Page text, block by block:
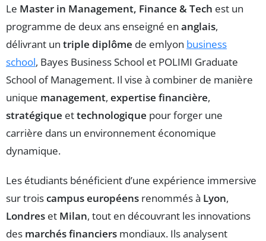
Le Master in Management, Finance & Tech est un
programme de deux ans enseigné en anglais,
délivrant un triple diplôme de emlyon business
school, Bayes Business School et POLIMI Graduate
School of Management. Il vise à combiner de manière
unique management, expertise financière,
stratégique ettechnologique pour forger une
carrière dans un environnement économique
dynamique.
Les étudiants bénéficient d’une expérience immersive
sur troiscampus européens renommés à Lyon,
Londres et Milan, tout en découvrant les innovations
des marchés financiers mondiaux. Ils analysent